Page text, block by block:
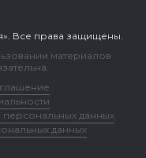
Все права защищены.
материалов
данных
данных